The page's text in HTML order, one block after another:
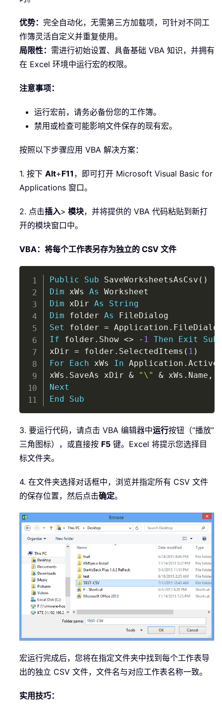
优势： 完全自动化，无需第三方加载项，可针对不同工
作簿灵活自定义并重复使用。
局限性： 需进行初始设置、具备基础 VBA 知识，并拥有
在 Excel 环境中运行宏的权限。
注意事项：
运行宏前，请务必备份您的工作簿。
禁用或检查可能影响文件保存的现有宏。
按照以下步骤应用 VBA 解决方案：
1. 按下 Alt+F11 ，即可打开 Microsoft Visual Basic for
Applications 窗口。
2. 点击插入> 模块，并将提供的 VBA 代码粘贴到新打
开的模块窗口中。
VBA：将每个工作表另存为独立的 CSV 文件
Public Sub SaveWorksheetsAsCsv ( )
Dim xWs As
Dim xDir As
String
Dim folder As
Set folder = Application .
If folder . Show <> - 1 Then Exit
Sub
xDir = folder . SelectedItems ( 1 )
For
Each xWs In Application .
xWs . SaveAs xDir & "\" & xWs . Name ,
Next
End
Sub
Copy
3. 要运行代码，请点击 VBA 编辑器中运行按钮（“播放”
三角图标），或直接按 F5 键。Excel 将提示您选择目
标文件夹。
4. 在文件夹选择对话框中，浏览并指定所有 CSV 文件
的保存位置，然后点击确定。
宏运行完成后，您将在指定文件夹中找到每个工作表导
出的独立 CSV 文件，文件名与对应工作表名称一致。
实用技巧：